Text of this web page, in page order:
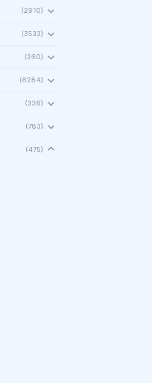
(2910)
(3533)
(260)
(6284)
(336)
(783)
(475)